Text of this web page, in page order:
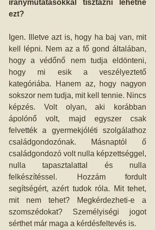
iránymutatásokkal tisztázni lehetne
ezt?
Igen. Illetve azt is, hogy ha baj van, mit
kell lépni. Nem az a fő gond általában,
hogy a védőnő nem tudja eldönteni,
hogy mi esik a veszélyeztető
kategóriába. Hanem az, hogy nagyon
sokszor nem tudja, mit kell tennie. Nincs
képzés. Volt olyan, aki korábban
ápolónő volt, majd egyszer csak
felvették a gyermekjóléti szolgálathoz
családgondozónak. Másnaptól ő
családgondozó volt nulla képzettséggel,
nulla tapasztalattal és nulla
felkészítéssel. Hozzám fordult
segítségért, azért tudok róla. Mit tehet,
mit nem tehet? Megkérdezheti-e a
szomszédokat? Személyiségi jogot
sérthet már maga a kérdésfeltevés is.